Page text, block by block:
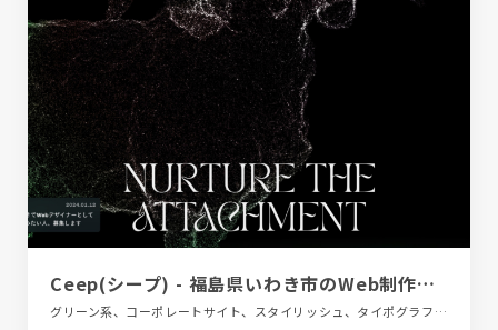
Ceep(シープ) - 福島県いわき市のWeb制作・デザイン制作会社
グリーン系、コーポレートサイト、スタイリッシュ、タイポグラフィー、ダイナミック、デザイン・アート・音楽・文芸、ブラック系 、モーション多め